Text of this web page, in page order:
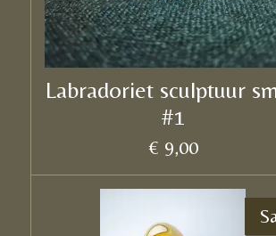
Labradoriet sculptuur
#1
€ 9,00